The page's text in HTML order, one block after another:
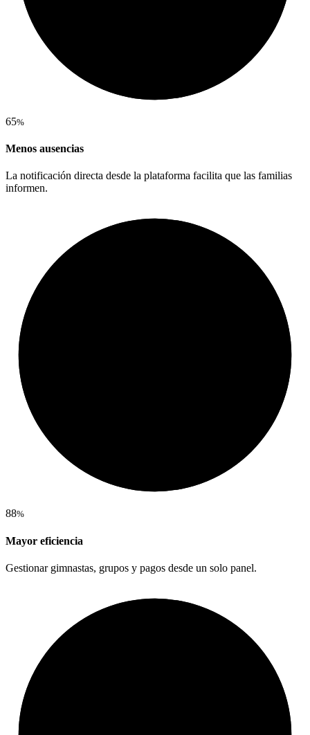
65%
Menos ausencias
La notificación directa desde la plataforma facilita que las familias
informen.
88%
Mayor eficiencia
Gestionar gimnastas, grupos y pagos desde un solo panel.